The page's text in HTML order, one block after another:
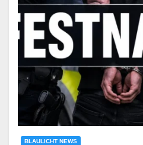
BLAULICHT NEWS